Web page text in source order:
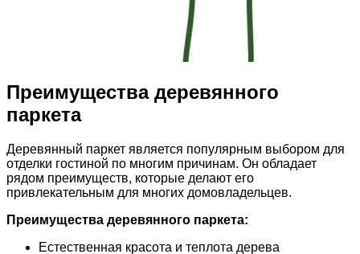
Преимущества деревянного
паркета
Деревянный паркет является популярным выбором для
отделки гостиной по многим причинам. Он обладает
рядом преимуществ, которые делают его
привлекательным для многих домовладельцев.
Преимущества деревянного паркета:
Естественная красота и теплота дерева